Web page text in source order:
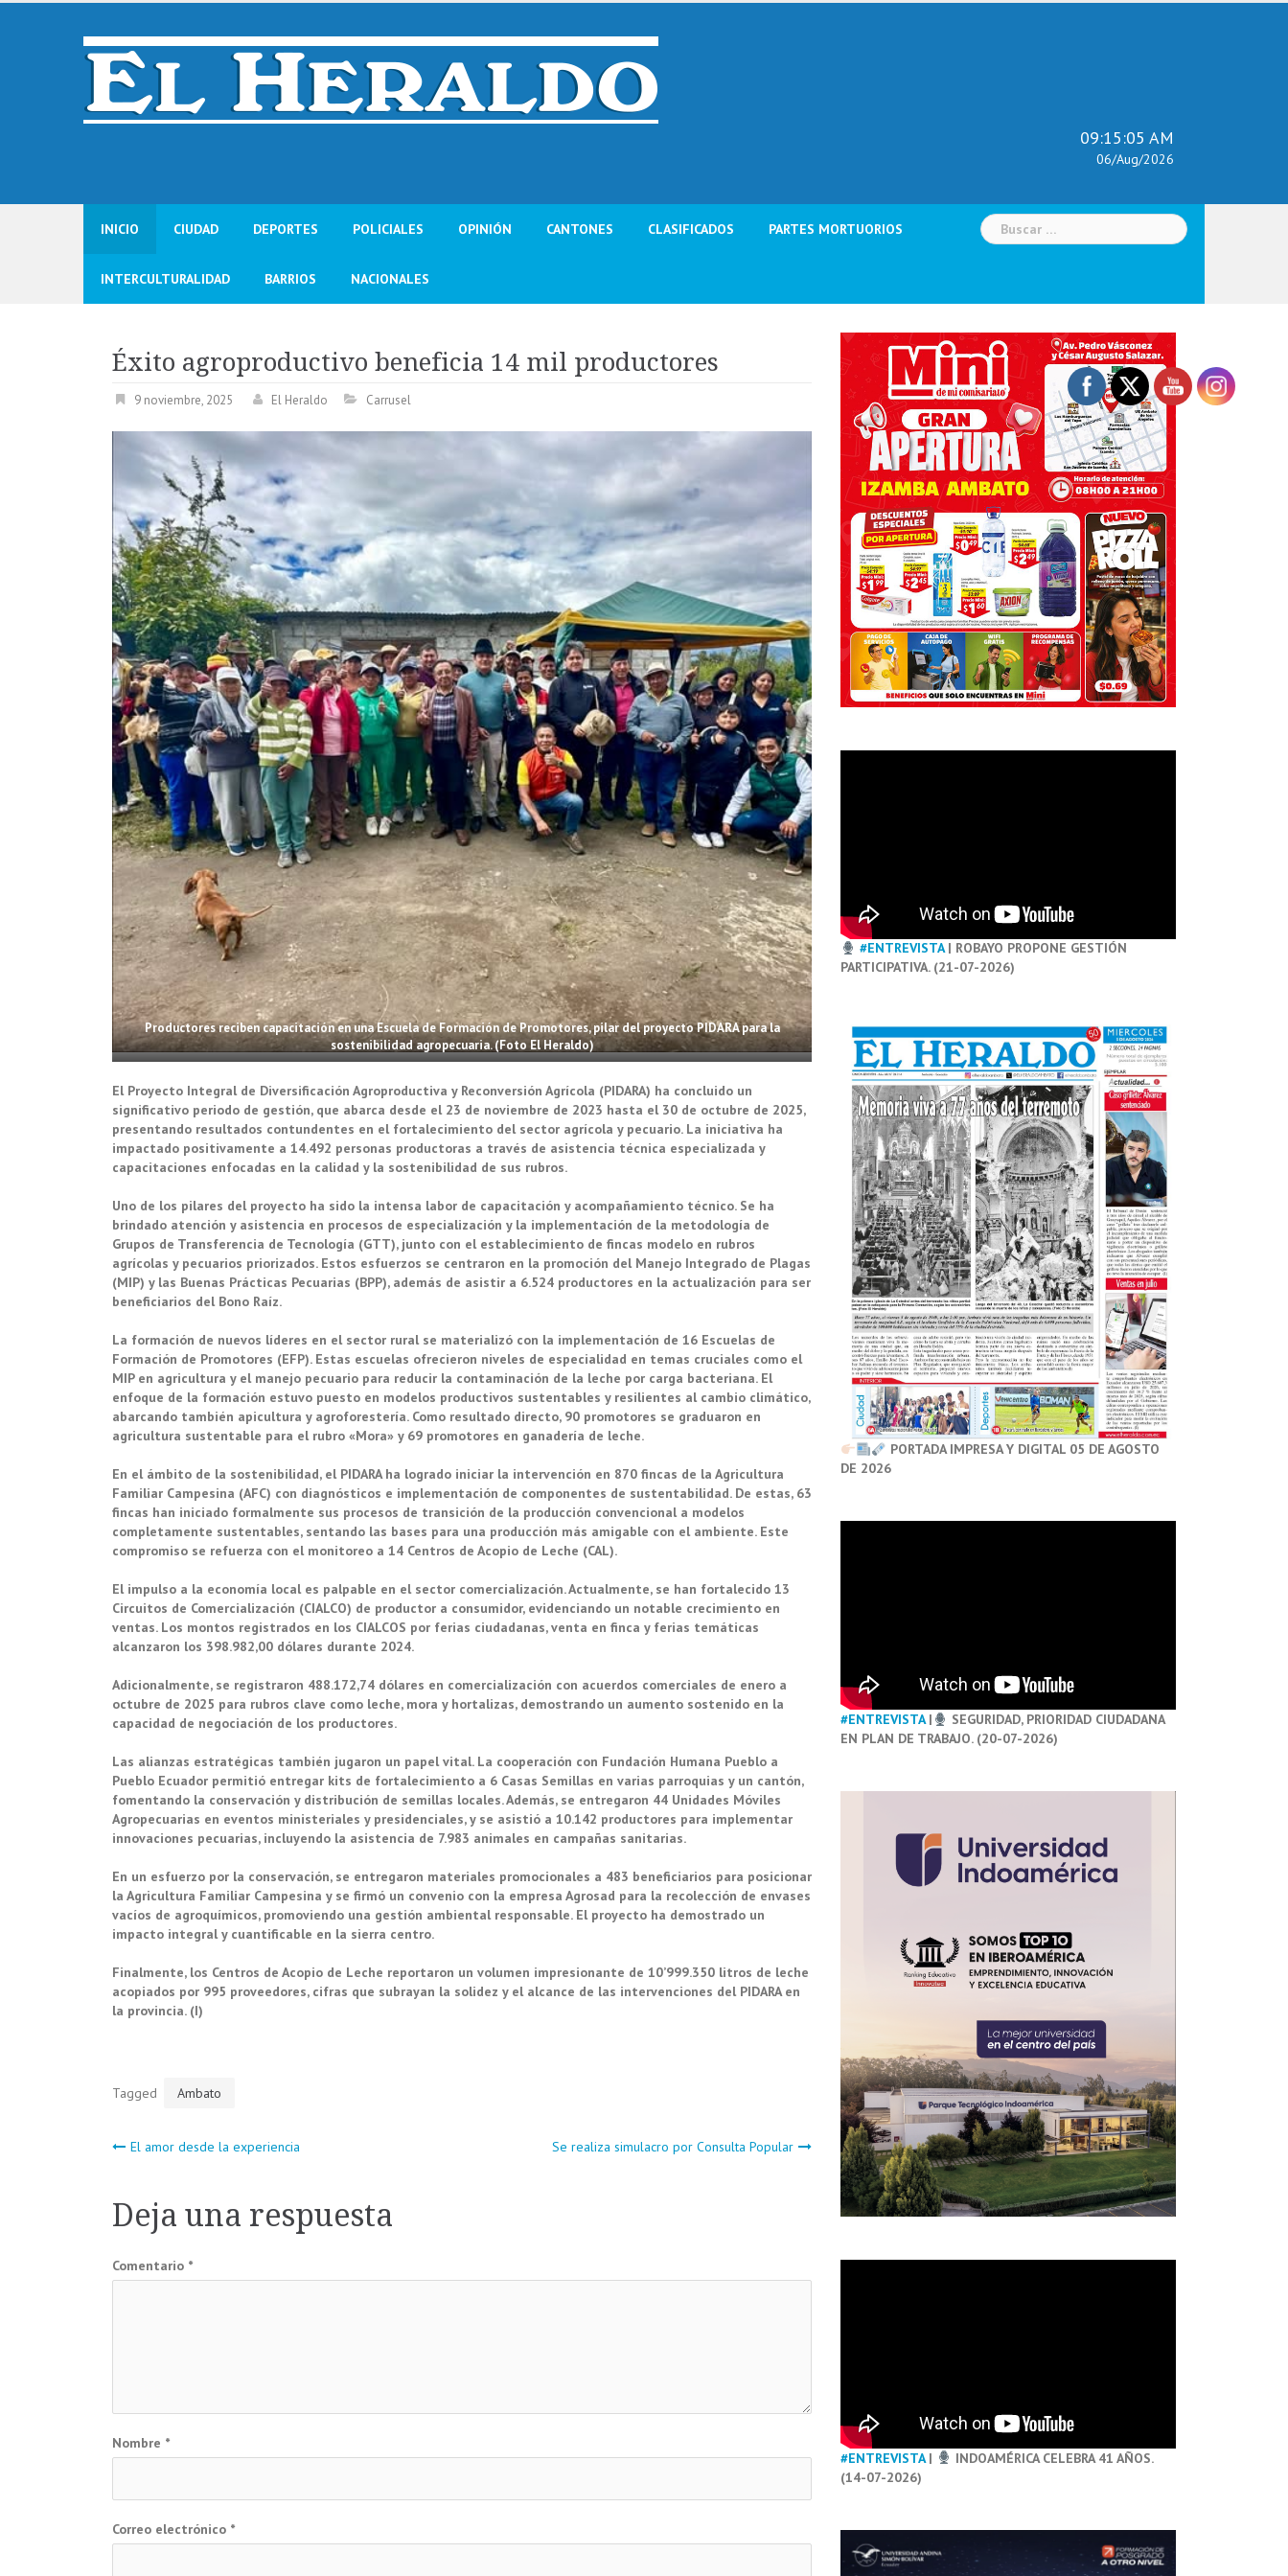
Skip
09:15:06 AM
06/Aug/2026
INICIO CIUDAD DEPORTES POLICIALES OPINIÓN CANTONES CLASIFICADOS PARTES MORTUORIOS
INTERCULTURALIDAD BARRIOS NACIONALES
Buscar:
Éxito agroproductivo beneficia 14 mil productores
9 noviembre, 2025 El Heraldo Carrusel
Productores reciben capacitación en una Escuela de Formación de Promotores, pilar del proyecto PIDARA para la
sostenibilidad agropecuaria. (Foto El Heraldo)
El Proyecto Integral de Diversificación Agroproductiva y Reconversión Agrícola (PIDARA) ha concluido un
significativo periodo de gestión, que abarca desde el 23 de noviembre de 2023 hasta el 30 de octubre de 2025,
presentando resultados contundentes en el fortalecimiento del sector agrícola y pecuario. La iniciativa ha
impactado positivamente a 14.492 personas productoras a través de asistencia técnica especializada y
capacitaciones enfocadas en la calidad y la sostenibilidad de sus rubros.
Uno de los pilares del proyecto ha sido la intensa labor de capacitación y acompañamiento técnico. Se ha
brindado atención y asistencia en procesos de especialización y la implementación de la metodología de
Grupos de Transferencia de Tecnología (GTT), junto con el establecimiento de fincas modelo en rubros
agrícolas y pecuarios priorizados. Estos esfuerzos se centraron en la promoción del Manejo Integrado de Plagas
(MIP) y las Buenas Prácticas Pecuarias (BPP), además de asistir a 6.524 productores en la actualización para ser
beneficiarios del Bono Raíz.
La formación de nuevos líderes en el sector rural se materializó con la implementación de 16 Escuelas de
Formación de Promotores (EFP). Estas escuelas ofrecieron niveles de especialidad en temas cruciales como el
MIP en agricultura y el manejo pecuario para reducir la contaminación de la leche por carga bacteriana. El
enfoque de la formación estuvo puesto en modelos productivos sustentables y resilientes al cambio climático,
abarcando también apicultura y agroforestería. Como resultado directo, 90 promotores se graduaron en
agricultura sustentable para el rubro «Mora» y 69 promotores en ganadería de leche.
En el ámbito de la sostenibilidad, el PIDARA ha logrado iniciar la intervención en 870 fincas de la Agricultura
Familiar Campesina (AFC) con diagnósticos e implementación de componentes de sustentabilidad. De estas, 63
fincas han iniciado formalmente sus procesos de transición de la producción convencional a modelos
completamente sustentables, sentando las bases para una producción más amigable con el ambiente. Este
compromiso se refuerza con el monitoreo a 14 Centros de Acopio de Leche (CAL).
El impulso a la economía local es palpable en el sector comercialización. Actualmente, se han fortalecido 13
Circuitos de Comercialización (CIALCO) de productor a consumidor, evidenciando un notable crecimiento en
ventas. Los montos registrados en los CIALCOS por ferias ciudadanas, venta en finca y ferias temáticas
alcanzaron los 398.982,00 dólares durante 2024.
Adicionalmente, se registraron 488.172,74 dólares en comercialización con acuerdos comerciales de enero a
octubre de 2025 para rubros clave como leche, mora y hortalizas, demostrando un aumento sostenido en la
capacidad de negociación de los productores.
Las alianzas estratégicas también jugaron un papel vital. La cooperación con Fundación Humana Pueblo a
Pueblo Ecuador permitió entregar kits de fortalecimiento a 6 Casas Semillas en varias parroquias y un cantón,
fomentando la conservación y distribución de semillas locales. Además, se entregaron 44 Unidades Móviles
Agropecuarias en eventos ministeriales y presidenciales, y se asistió a 10.142 productores para implementar
innovaciones pecuarias, incluyendo la asistencia de 7.983 animales en campañas sanitarias.
En un esfuerzo por la conservación, se entregaron materiales promocionales a 483 beneficiarios para posicionar
la Agricultura Familiar Campesina y se firmó un convenio con la empresa Agrosad para la recolección de envases
vacíos de agroquímicos, promoviendo una gestión ambiental responsable. El proyecto ha demostrado un
impacto integral y cuantificable en la sierra centro.
Finalmente, los Centros de Acopio de Leche reportaron un volumen impresionante de 10’999.350 litros de leche
acopiados por 995 proveedores, cifras que subrayan la solidez y el alcance de las intervenciones del PIDARA en
la provincia. (I)
Tagged Ambato
Navegación
de
entradas
El amor desde la experiencia Se realiza simulacro por Consulta Popular
Deja una respuesta
Comentario *
Nombre *
Correo electrónico *
#ENTREVISTA| ROBAYO PROPONE GESTIÓN
PARTICIPATIVA. (21-07-2026)
PORTADA IMPRESA Y DIGITAL 05 DE AGOSTO
DE 2026
#ENTREVISTA|
SEGURIDAD, PRIORIDAD CIUDADANA
EN PLAN DE TRABAJO. (20-07-2026)
#ENTREVISTA|
INDOAMÉRICA CELEBRA 41 AÑOS.
(14-07-2026)